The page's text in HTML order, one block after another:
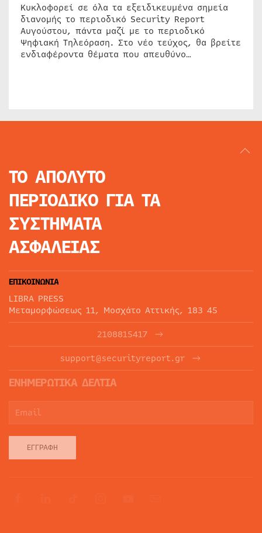
Κυκλοφορεί σε όλα τα εξειδικευμένα σημεία
διανομής το περιοδικό Security Report
Αυγούστου, πάντα μαζί με το περιοδικό
Ψηφιακή Τηλεόραση. Στο νέο τεύχος, θα βρείτε
ενδιαφέροντα θέματα που απευθύνο…
ΤΟ ΑΠΟΛΥΤΟ
ΠΕΡΙΟΔΙΚΟ ΓΙΑ ΤΑ
ΣΥΣΤΗΜΑΤΑ
ΑΣΦΑΛΕΙΑΣ
ΕΠΙΚΟΙΝΩΝΙΑ
LIBRA PRESS
Μεταμορφώσεως 11, Μοσχάτο Αττικής, 183 45
2108815417
support@securityreport.gr
ΕΝΗΜΕΡΩΤΙΚΑ ΔΕΛΤΙΑ
ΕΓΓΡΑΦΉ